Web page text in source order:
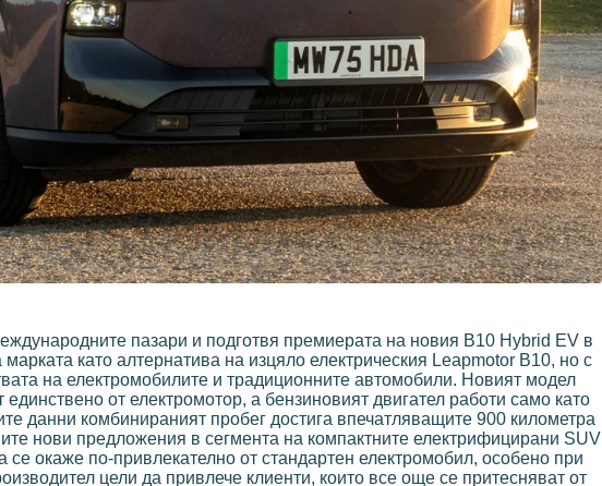
пазари и подготвя премиерата на новия B10 Hybrid EV в
като алтернатива на изцяло електрическия Leapmotor B10, но с
на електромобилите и традиционните автомобили. Новият модел
от електромотор, а бензиновият двигател работи само като
данни комбинираният пробег достига впечатляващите 900 километра
нови предложения в сегмента на компактните електрифицирани SUV
окаже по-привлекателно от стандартен електромобил, особено при
цели да привлече клиенти, които все още се притесняват от